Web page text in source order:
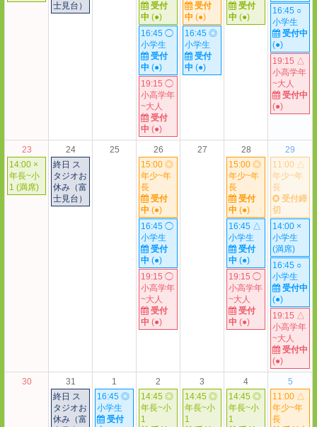
士見台）
受付
中 (●)
16:45 ◯
小学生
受付
中 (●)
19:15 ◯
小高学年
~大人
受付
中 (●)
受付
中 (●)
16:45 ◎
小学生
受付
中 (●)
受付
中 (●)
16:45 ○
小学生
受付中
(●)
19:15 △
小高学年
~大人
受付中
(●)
23
14:00 ×
年長~小
1 (満席)
24
終日 ス
タジオお
休み（富
士見台）
25
26
15:00 ◎
年少~年
長
受付
中 (●)
16:45 ◯
小学生
受付
中 (●)
19:15 ◯
小高学年
~大人
受付
中 (●)
27
28
15:00 ◎
年少~年
長
受付
中 (●)
16:45 △
小学生
受付
中 (●)
19:15 ◯
小高学年
~大人
受付
中 (●)
29
11:00 △
年少~年
長
受付締
切
14:00 ×
小学生
(満席)
16:45 ○
小学生
受付中
(●)
19:15 △
小高学年
~大人
受付中
(●)
30
31
終日 ス
タジオお
休み（富
1
16:45 ◎
小学生
受付
2
14:45 ◎
年長~小
1
3
14:45 ◎
年長~小
1
4
14:45 ◎
年長~小
1
5
11:00 △
年少~年
長